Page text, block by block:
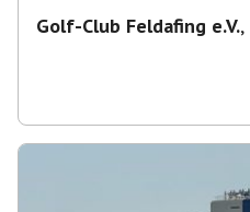
Golf-Club Feldafing e.V.,